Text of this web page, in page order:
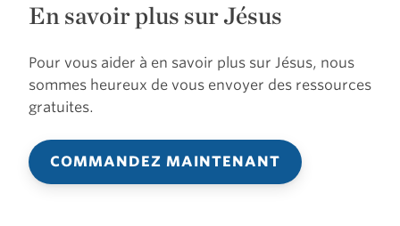
En savoir plus sur Jésus
Pour vous aider à en savoir plus sur Jésus, nous
sommes heureux de vous envoyer des ressources
gratuites.
COMMANDEZ MAINTENANT